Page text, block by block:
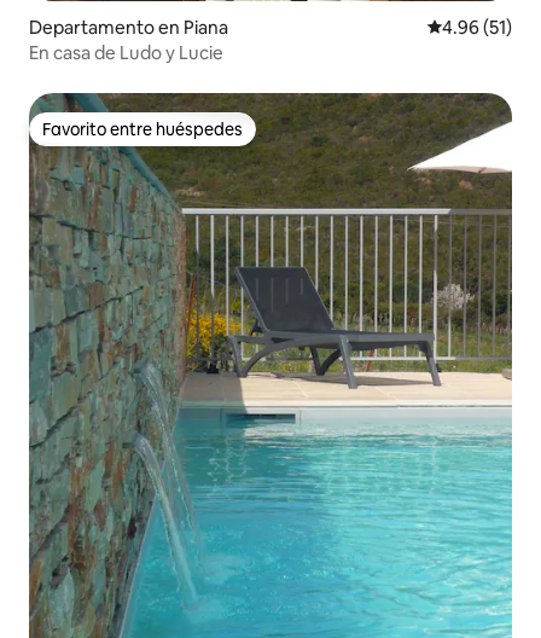
Departamento en Piana Calificación
4.96 (51)
En casa de Ludo y Lucie
Favorito entre huéspedes
Favorito entre huéspedes